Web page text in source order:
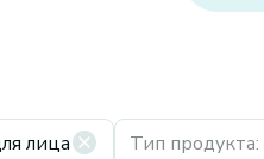
лица Тип продукта: